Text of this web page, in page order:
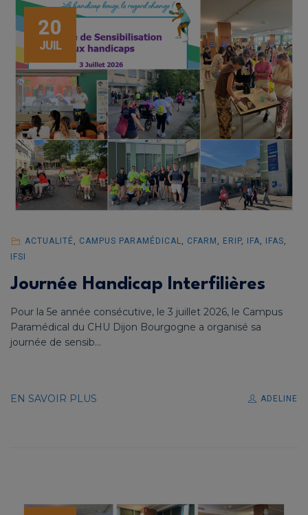
20
JUIL
ACTUALITÉ, CAMPUS PARAMÉDICAL, CFARM , ERIP, IFA, IFAS,
IFSI
Journée Handicap Interfilières
Pour la 5e année consécutive, le 3 juillet 2026, le Campus
Paramédical du CHU Dijon Bourgogne a organisé sa
journée de sensib...
EN SAVOIR PLUS ADELINE